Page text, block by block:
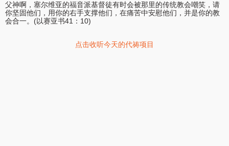
父神啊，塞尔维亚的福音派基督徒有时会被那里的传统教会嘲笑，请
你坚固他们，用你的右手支撑他们，在痛苦中安慰他们，并是你的教
会合一。(以赛亚书41：10)
点击收听今天的代祷项目